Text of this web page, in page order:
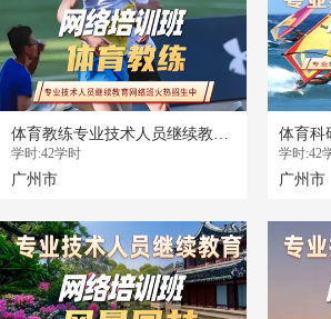
体育教练专业技术人员继续教育专业科目培训班
学时:42学时
广州市
学时:42
广州市